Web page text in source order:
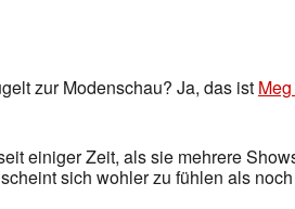
zur Modenschau? Ja, das ist
einiger Zeit, als sie mehrere
sich wohler zu fühlen als